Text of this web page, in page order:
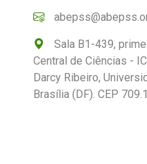
Sala B1-439,
Central de Ciências -
Darcy Ribeiro,
Brasília (DF). CEP